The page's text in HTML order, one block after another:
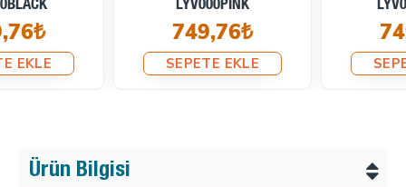
SEPETE EKLE SEPETE EKLE
Ürün Bilgisi